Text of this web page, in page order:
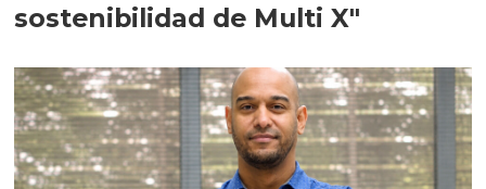
sostenibilidad de Multi X"